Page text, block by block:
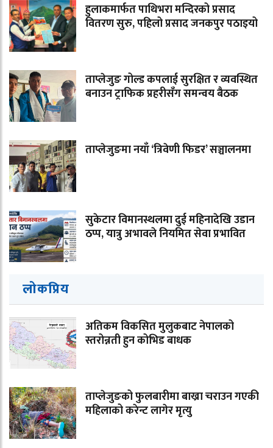
हुलाकमार्फत पाथिभरा मन्दिरको प्रसाद
वितरण सुरु, पहिलो प्रसाद जनकपुर पठाइयो
ताप्लेजुङ गोल्ड कपलाई सुरक्षित र व्यवस्थित
बनाउन ट्राफिक प्रहरीसँग समन्वय बैठक
ताप्लेजुङमा नयाँ ‘त्रिवेणी फिडर’ सञ्चालनमा
सुकेटार विमानस्थलमा दुई महिनादेखि उडान
ठप्प, यात्रु अभावले नियमित सेवा प्रभावित
लोकप्रिय
अतिकम विकसित मुलुकबाट नेपालको
स्तरोन्नती हुन कोभिड बाधक
ताप्लेजुङको फुलबारीमा बाख्रा चराउन गएकी
महिलाको करेन्ट लागेर मृत्यु